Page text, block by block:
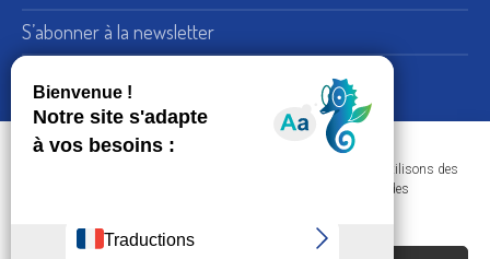
Dans le respect de votre confidentialité et de vos données, nous utilisons des
cookies afin d'améliorer votre navigation sur nos sites et réaliser des
S’abonner à la newsletter
Adresse : 15, rue de Bellechasse 75007 Paris
Nous contacter